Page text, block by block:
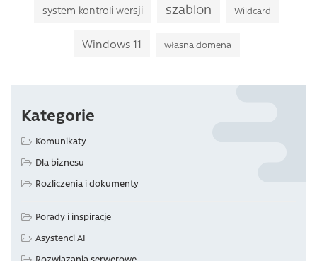
system kontroli wersji szablon Wildcard
Windows 11 własna domena
Kategorie
Komunikaty
Dla biznesu
Rozliczenia i dokumenty
Porady i inspiracje
Asystenci AI
Rozwiązania serwerowe